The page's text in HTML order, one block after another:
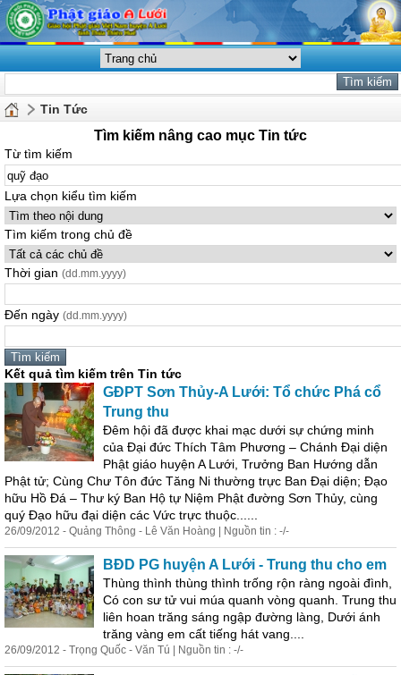
Tin Tức
Tìm kiếm nâng cao mục Tin tức
Từ tìm kiếm
Lựa chọn kiểu tìm kiếm
Tìm kiếm trong chủ đề
Thời gian (dd.mm.yyyy)
Đến ngày (dd.mm.yyyy)
Kết quả tìm kiếm trên Tin tức
GĐPT Sơn Thủy-A Lưới: Tổ chức Phá cổ
Trung thu
Đêm hội đã được khai mạc dưới sự chứng minh
của Đại đức Thích Tâm Phương – Chánh Đại diện
Phật giáo huyện A Lưới, Trưởng Ban Hướng dẫn
Phật tử; Cùng Chư Tôn đức Tăng Ni thường trực Ban Đại diện; Đạo
hữu Hồ Đá – Thư ký Ban Hộ tự Niệm Phật đường Sơn Thủy, cùng
quý Đạo hữu đại diện các Vức trực thuộc......
26/09/2012 - Quảng Thông - Lê Văn Hoàng | Nguồn tin : -/-
BĐD PG huyện A Lưới - Trung thu cho em
Thùng thình thùng thình trống rộn ràng ngoài đình,
Có con sư tử vui múa quanh vòng quanh. Trung thu
liên hoan trăng sáng ngập đường làng, Dưới ánh
trăng vàng em cất tiếng hát vang....
26/09/2012 - Trọng Quốc - Văn Tú | Nguồn tin : -/-